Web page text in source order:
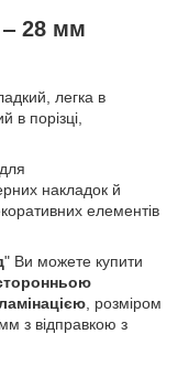
28 мм
легка в
в порізці,
накладок й
елементів
" Ви можете купити
, розміром
з відправкою з